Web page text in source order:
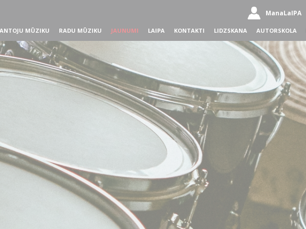
ManaLaIPA
MŪZIKU RADU MŪZIKU JAUNUMI LAIPA KONTAKTI LIDZSKANA AUTORSKOLA